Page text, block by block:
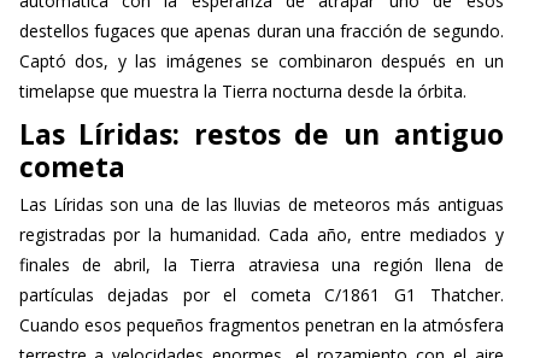
destellos fugaces que apenas duran una fracción de segundo.
Captó dos, y las imágenes se combinaron después en un
timelapse que muestra la Tierra nocturna desde la órbita.
Las Líridas: restos de un antiguo
cometa
Las Líridas son una de las lluvias de meteoros más antiguas
registradas por la humanidad. Cada año, entre mediados y
finales de abril, la Tierra atraviesa una región llena de
partículas dejadas por el cometa C/1861 G1 Thatcher.
Cuando esos pequeños fragmentos penetran en la atmósfera